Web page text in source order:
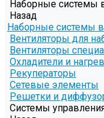
Наборные системы
Назад
Наборные системы
Вентиляторы для
Вентиляторы
Охладители и
Рекуператоры
Сетевые элементы
Решетки и
Системы